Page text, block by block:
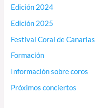
Edición 2024
Edición 2025
Festival Coral de Canarias
Formación
Información sobre coros
Próximos conciertos